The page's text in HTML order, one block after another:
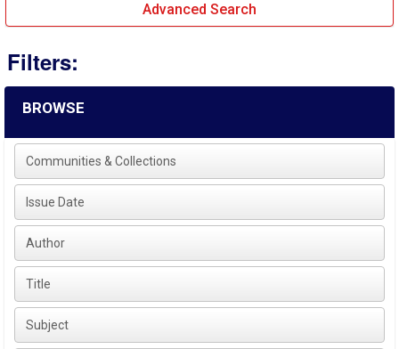
Advanced Search
Filters:
BROWSE
Communities & Collections
Issue Date
Author
Title
Subject